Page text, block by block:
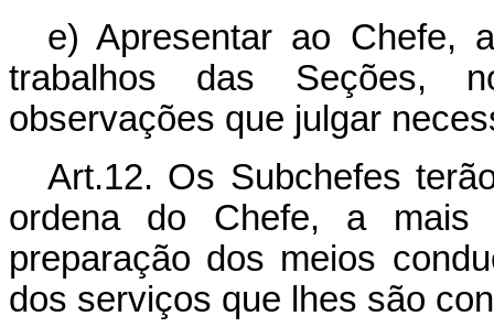
e) Apresentar ao Chefe,
trabalhos das Seções,
observações que julgar
Art.12. Os Subchefes
ordena do Chefe, a mais
preparação dos meios
dos serviços que lhes são